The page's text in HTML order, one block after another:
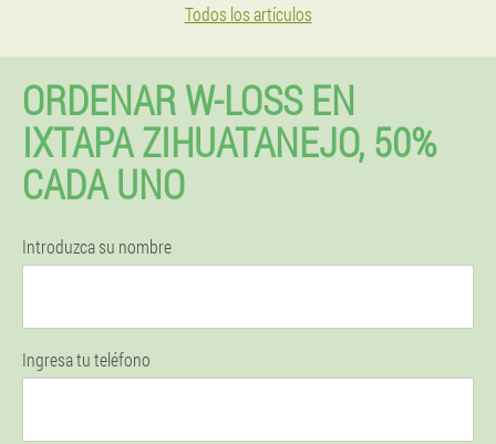
Todos los artículos
ORDENAR W-LOSS EN
IXTAPA ZIHUATANEJO, 50%
CADA UNO
Introduzca su nombre
Ingresa tu teléfono